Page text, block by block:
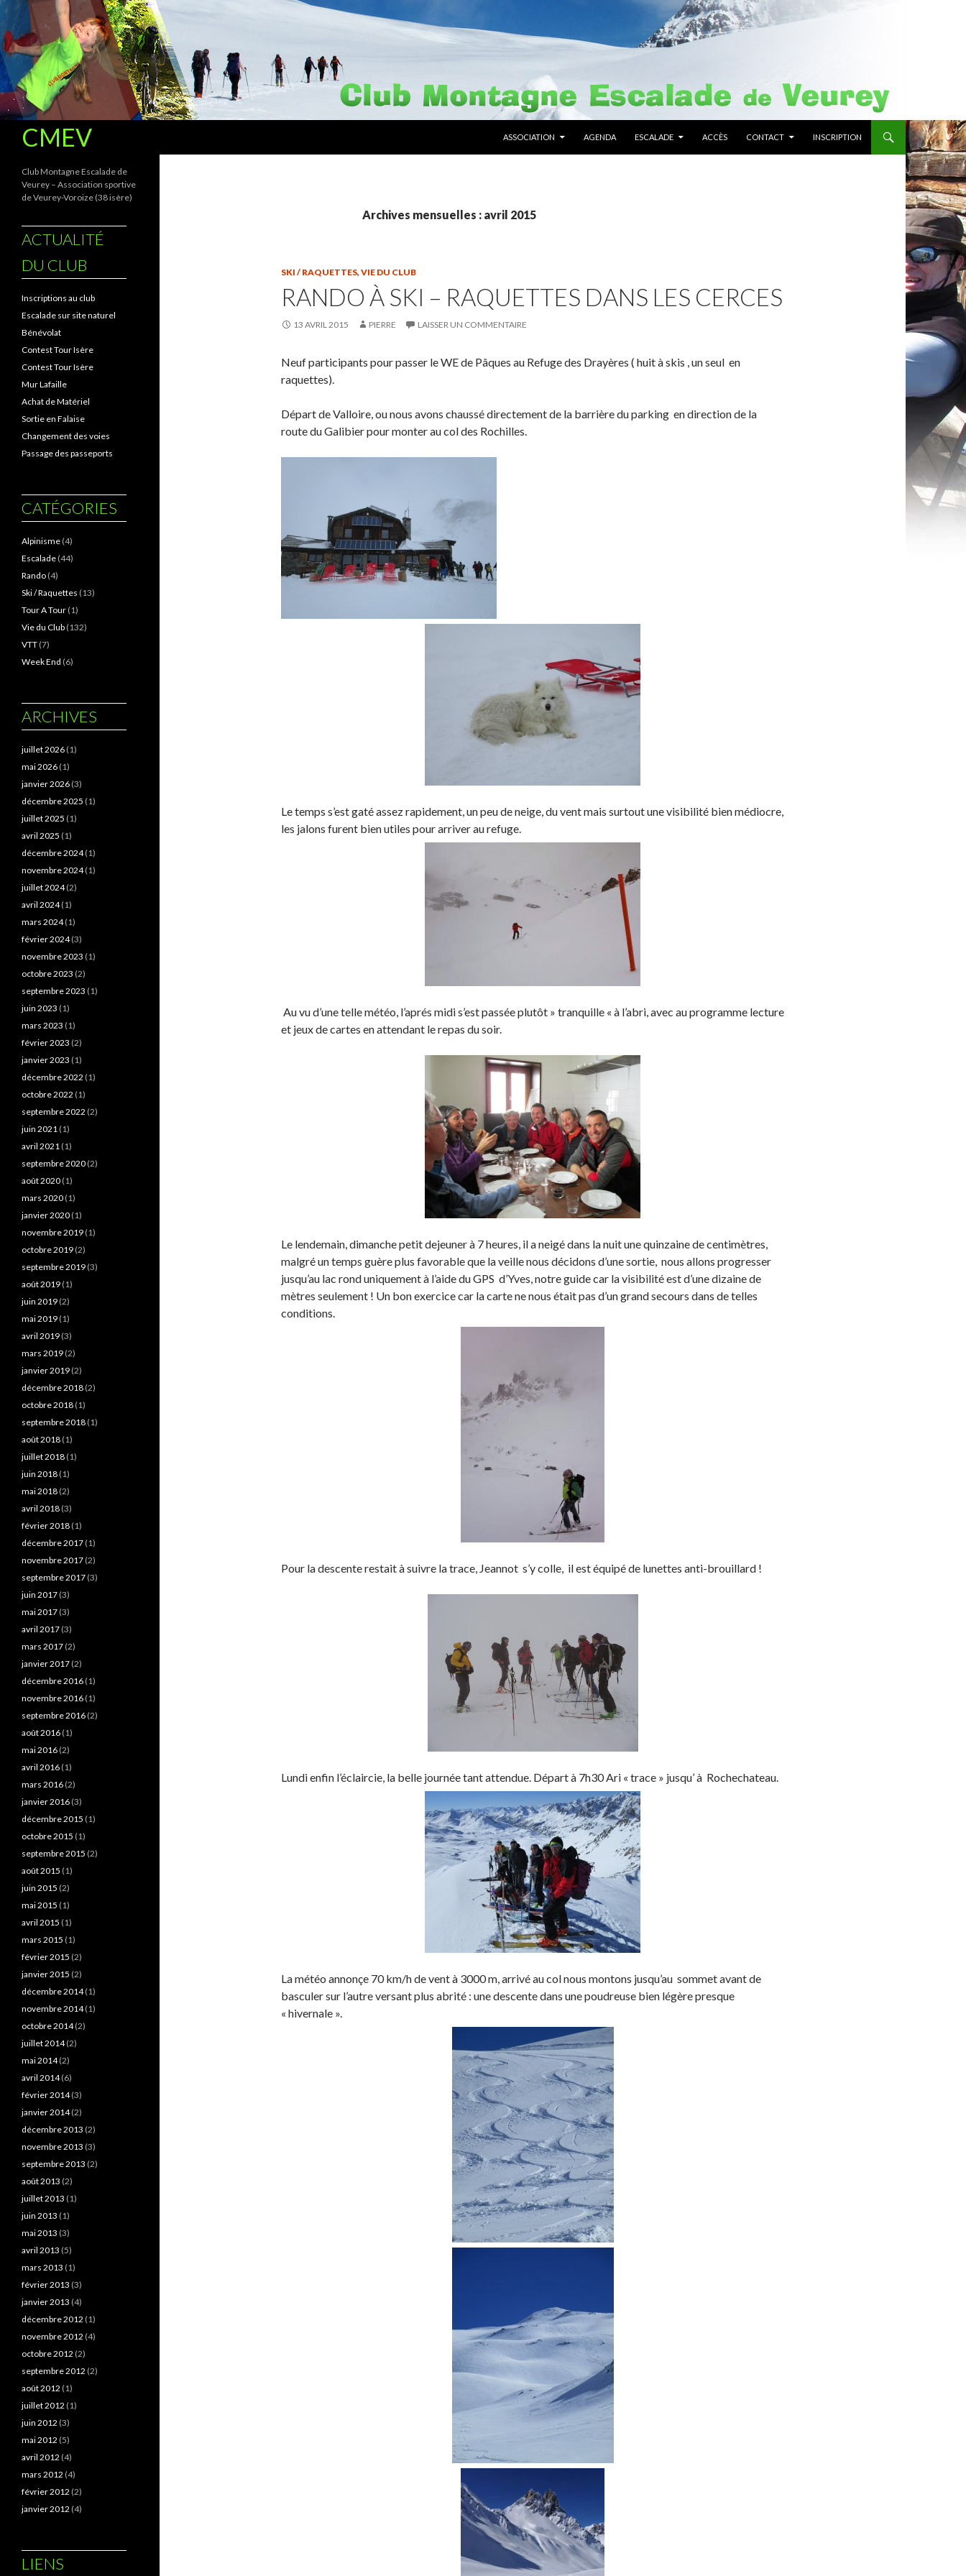
CMEV
Recherche
ASSOCIATION
AGENDA ESCALADE ACCÈS CONTACT INSCRIPTION
Archives mensuelles : avril 2015
SKI / RAQUETTES, VIE DU CLUB
RANDO À SKI – RAQUETTES DANS LES CERCES
13 AVRIL 2015 PIERRE LAISSER UN COMMENTAIRE
Neuf participants pour passer le WE de Pâques au Refuge des Drayères ( huit à skis , un seul en
raquettes).
Départ de Valloire, ou nous avons chaussé directement de la barrière du parking en direction de la
route du Galibier pour monter au col des Rochilles.
Le temps s’est gaté assez rapidement, un peu de neige, du vent mais surtout une visibilité bien médiocre,
les jalons furent bien utiles pour arriver au refuge.
Au vu d’une telle météo, l’aprés midi s’est passée plutôt » tranquille « à l’abri, avec au programme lecture
et jeux de cartes en attendant le repas du soir.
Le lendemain, dimanche petit dejeuner à 7 heures, il a neigé dans la nuit une quinzaine de centimètres,
malgré un temps guère plus favorable que la veille nous décidons d’une sortie, nous allons progresser
jusqu’au lac rond uniquement à l’aide du GPS d’Yves, notre guide car la visibilité est d’une dizaine de
mètres seulement ! Un bon exercice car la carte ne nous était pas d’un grand secours dans de telles
conditions.
Pour la descente restait à suivre la trace, Jeannot s’y colle, il est équipé de lunettes anti-brouillard !
Lundi enfin l’éclaircie, la belle journée tant attendue. Départ à 7h30 Ari « trace » jusqu’ à Rochechateau.
La météo annonçe 70 km/h de vent à 3000 m, arrivé au col nous montons jusqu’au sommet avant de
basculer sur l’autre versant plus abrité : une descente dans une poudreuse bien légère presque
« hivernale ».
Club Montagne Escalade de
Veurey – Association sportive
de Veurey-Voroize (38 isère)
ACTUALITÉ
DU CLUB
Inscriptions au club
Escalade sur site naturel
Bénévolat
Contest Tour Isère
Contest Tour Isère
Mur Lafaille
Achat de Matériel
Sortie en Falaise
Changement des voies
Passage des passeports
CATÉGORIES
Alpinisme (4)
Escalade (44)
Rando (4)
Ski / Raquettes (13)
Tour A Tour (1)
Vie du Club (132)
VTT (7)
Week End (6)
ARCHIVES
juillet 2026 (1)
mai 2026 (1)
janvier 2026 (3)
décembre 2025 (1)
juillet 2025 (1)
avril 2025 (1)
décembre 2024(1)
novembre 2024(1)
juillet 2024(2)
avril 2024(1)
mars 2024(1)
février 2024(3)
novembre 2023 (1)
octobre 2023 (2)
septembre 2023 (1)
juin 2023 (1)
mars 2023 (1)
février 2023 (2)
janvier 2023 (1)
décembre 2022 (1)
octobre 2022 (1)
septembre 2022 (2)
juin 2021 (1)
avril 2021 (1)
septembre 2020 (2)
août 2020 (1)
mars 2020 (1)
janvier 2020 (1)
novembre 2019 (1)
octobre 2019 (2)
septembre 2019 (3)
août 2019 (1)
juin 2019 (2)
mai 2019 (1)
avril 2019 (3)
mars 2019 (2)
janvier 2019 (2)
décembre 2018 (2)
octobre 2018 (1)
septembre 2018 (1)
août 2018 (1)
juillet 2018 (1)
juin 2018 (1)
mai 2018 (2)
avril 2018 (3)
février 2018 (1)
décembre 2017 (1)
novembre 2017 (2)
septembre 2017 (3)
juin 2017 (3)
mai 2017 (3)
avril 2017 (3)
mars 2017 (2)
janvier 2017 (2)
décembre 2016 (1)
novembre 2016 (1)
septembre 2016 (2)
août 2016 (1)
mai 2016 (2)
avril 2016 (1)
mars 2016 (2)
janvier 2016 (3)
décembre 2015 (1)
octobre 2015 (1)
septembre 2015 (2)
août 2015 (1)
juin 2015 (2)
mai 2015 (1)
avril 2015 (1)
mars 2015 (1)
février 2015 (2)
janvier 2015 (2)
décembre 2014(1)
novembre 2014(1)
octobre 2014(2)
juillet 2014(2)
mai 2014(2)
avril 2014(6)
février 2014(3)
janvier 2014(2)
décembre 2013 (2)
novembre 2013 (3)
septembre 2013 (2)
août 2013 (2)
juillet 2013 (1)
juin 2013 (1)
mai 2013 (3)
avril 2013 (5)
mars 2013 (1)
février 2013 (3)
janvier 2013 (4)
décembre 2012 (1)
novembre 2012 (4)
octobre 2012 (2)
septembre 2012 (2)
août 2012 (1)
juillet 2012 (1)
juin 2012 (3)
mai 2012 (5)
avril 2012 (4)
mars 2012 (4)
février 2012 (2)
janvier 2012 (4)
LIENS